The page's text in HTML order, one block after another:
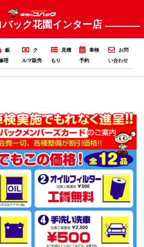
ック花園インター店
鈑
理
ク
ルマ販売
見積
もり
車検
予約
お問
い合わせ